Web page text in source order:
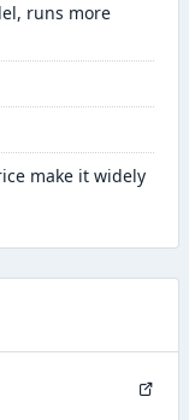
runs more
make it widely